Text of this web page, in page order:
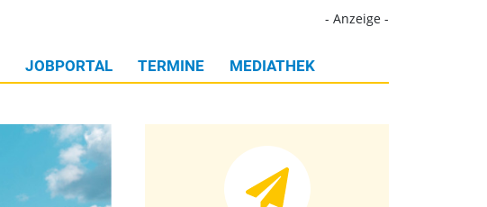
- Anzeige -
JOBPORTAL TERMINE MEDIATHEK